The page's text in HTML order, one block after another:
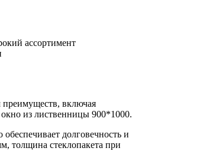
ассортимент
включая
из лиственницы 900*1000.
долговечность и
толщина стеклопакета при